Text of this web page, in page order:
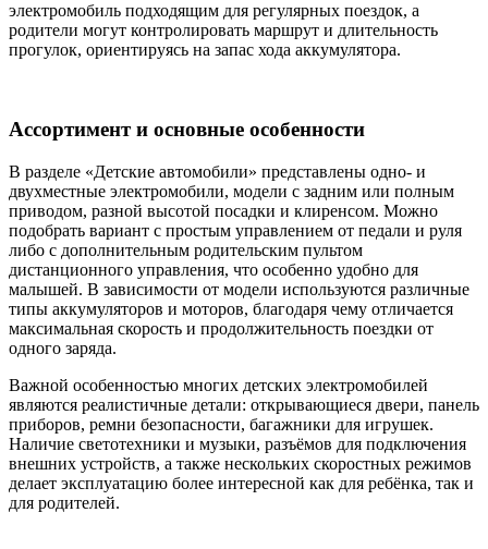
электромобиль подходящим для регулярных поездок, а
родители могут контролировать маршрут и длительность
прогулок, ориентируясь на запас хода аккумулятора.
Ассортимент и основные особенности
В разделе «Детские автомобили» представлены одно- и
двухместные электромобили, модели с задним или полным
приводом, разной высотой посадки и клиренсом. Можно
подобрать вариант с простым управлением от педали и руля
либо с дополнительным родительским пультом
дистанционного управления, что особенно удобно для
малышей. В зависимости от модели используются различные
типы аккумуляторов и моторов, благодаря чему отличается
максимальная скорость и продолжительность поездки от
одного заряда.
Важной особенностью многих детских электромобилей
являются реалистичные детали: открывающиеся двери, панель
приборов, ремни безопасности, багажники для игрушек.
Наличие светотехники и музыки, разъёмов для подключения
внешних устройств, а также нескольких скоростных режимов
делает эксплуатацию более интересной как для ребёнка, так и
для родителей.